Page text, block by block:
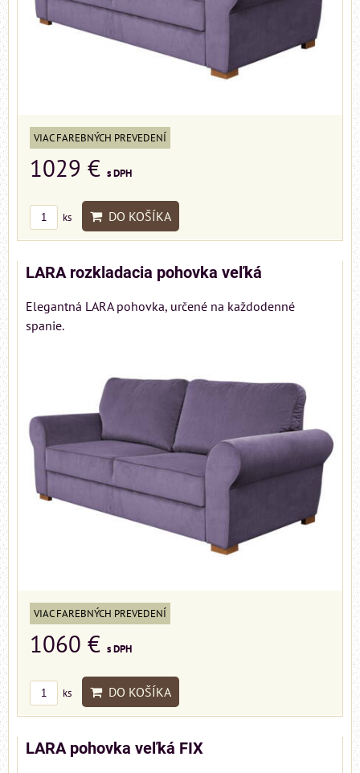
VIAC FAREBNÝCH PREVEDENÍ
1029 € s DPH
ks DO KOŠÍKA
LARA rozkladacia pohovka veľká
Elegantná LARA pohovka, určené na každodenné
spanie.
VIAC FAREBNÝCH PREVEDENÍ
1060 € s DPH
ks DO KOŠÍKA
LARA pohovka veľká FIX